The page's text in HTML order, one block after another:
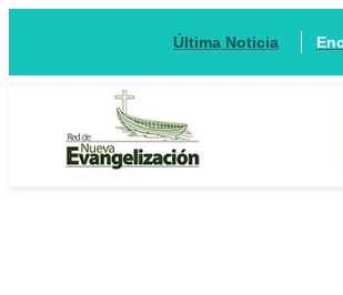
Última Noticia